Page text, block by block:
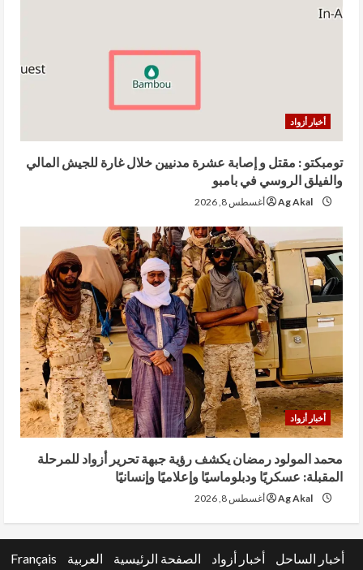
أخبار أزواد
تومبكتو : مقتل و إصابة عشرة مدنيين خلال غارة للجيش المالي
والفيلق الروسي في بامبو
Ag Akal أغسطس 8, 2026
أخبار أزواد
محمد المولود رمضان يكشف رؤية جبهة تحرير أزواد للمرحلة
المقبلة: عسكريًا ودبلوماسيًا وإعلاميًا وإنسانيًا
Ag Akal أغسطس 8, 2026
أخبار الساحل أخبار أزواد الصفحة الرئيسية العربية Français